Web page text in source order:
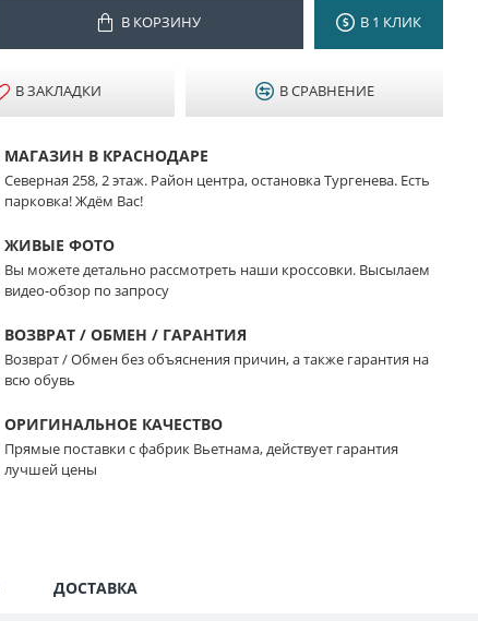
В КОРЗИНУ В 1 КЛИК
В ЗАКЛАДКИ В СРАВНЕНИЕ
МАГАЗИН В КРАСНОДАРЕ
Северная 258, 2 этаж. Район центра, остановка Тургенева. Есть
парковка! Ждём Вас!
ЖИВЫЕ ФОТО
Вы можете детально рассмотреть наши кроссовки. Высылаем
видео-обзор по запросу
ВОЗВРАТ / ОБМЕН / ГАРАНТИЯ
Возврат / Обмен без объяснения причин, а также гарантия на
всю обувь
ОРИГИНАЛЬНОЕ КАЧЕСТВО
Прямые поставки с фабрик Вьетнама, действует гарантия
лучшей цены
ДОСТАВКА